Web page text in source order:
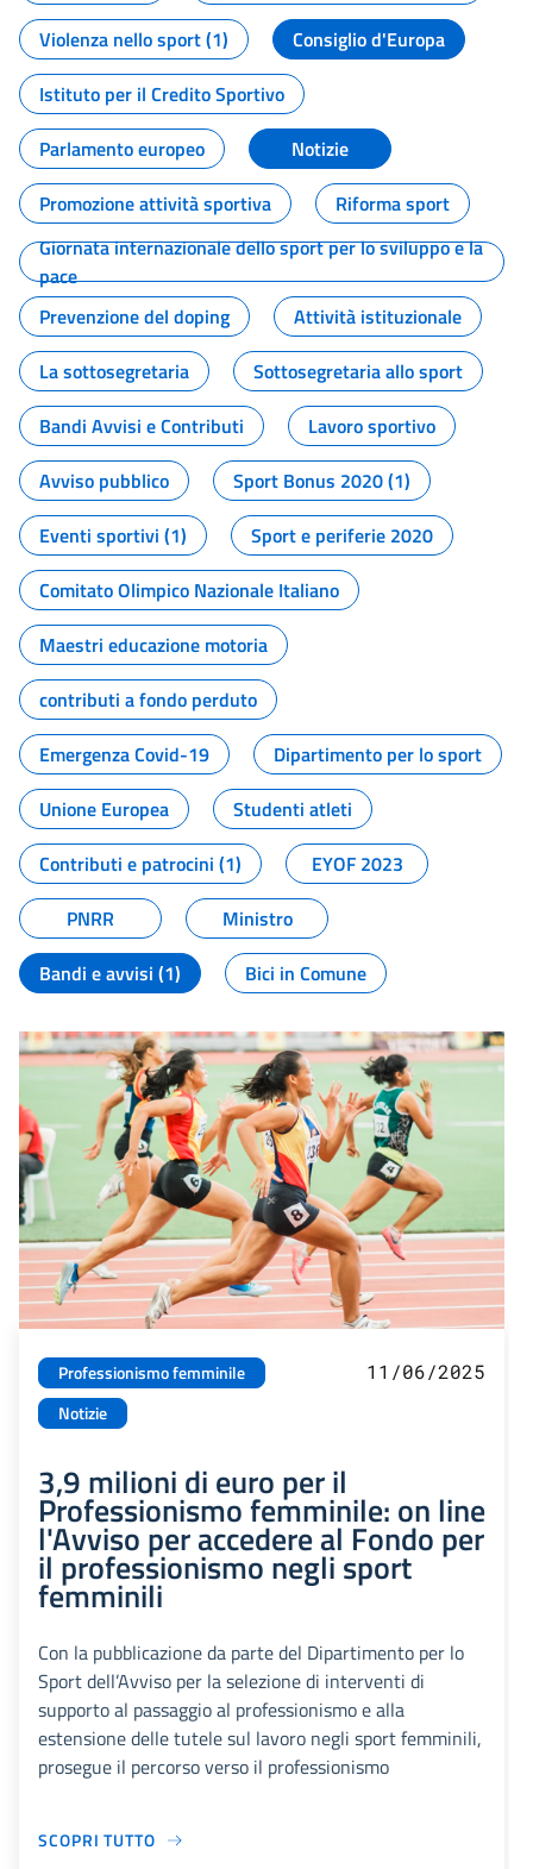
Violenza nello sport (1)
Consiglio d'Europa
Istituto per il Credito Sportivo
Parlamento europeo
Notizie
Promozione attività sportiva
Riforma sport
Giornata internazionale dello sport per lo sviluppo e la
pace
Prevenzione del doping
Attività istituzionale
La sottosegretaria
Sottosegretaria allo sport
Bandi Avvisi e Contributi
Lavoro sportivo
Avviso pubblico
Sport Bonus 2020 (1)
Eventi sportivi (1)
Sport e periferie 2020
Comitato Olimpico Nazionale Italiano
Maestri educazione motoria
contributi a fondo perduto
Emergenza Covid-19
Dipartimento per lo sport
Unione Europea
Studenti atleti
Contributi e patrocini (1)
EYOF 2023
PNRR
Ministro
Bandi e avvisi (1)
Bici in Comune
Professionismo femminile
Notizie
11/06/2025
3,9 milioni di euro per il
Professionismo femminile: on line
l'Avviso per accedere al Fondo per
il professionismo negli sport
femminili
Con la pubblicazione da parte del Dipartimento per lo
Sport dell’Avviso per la selezione di interventi di
supporto al passaggio al professionismo e alla
estensione delle tutele sul lavoro negli sport femminili,
prosegue il percorso verso il professionismo
SCOPRI TUTTO